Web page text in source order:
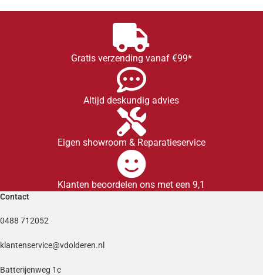
Gratis verzending vanaf €99*
Altijd deskundig advies
Eigen showroom & Reparatieservice
Klanten beoordelen ons met een 9,1
Contact
0488 712052
klantenservice@vdolderen.nl
Batterijenweg 1c